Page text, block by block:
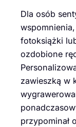
Dla osób
fotoksiążki
ozdobione
zawieszką w
przypominał